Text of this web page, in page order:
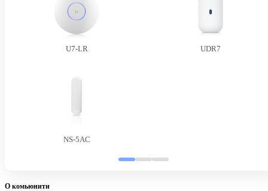
U7-LR UDR7
NS-5AC
О комьюнити